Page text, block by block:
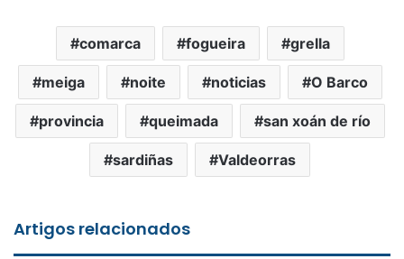
comarca fogueira grella
meiga noite noticias O Barco
provincia queimada san xoán de río
sardiñas Valdeorras
Artigos relacionados